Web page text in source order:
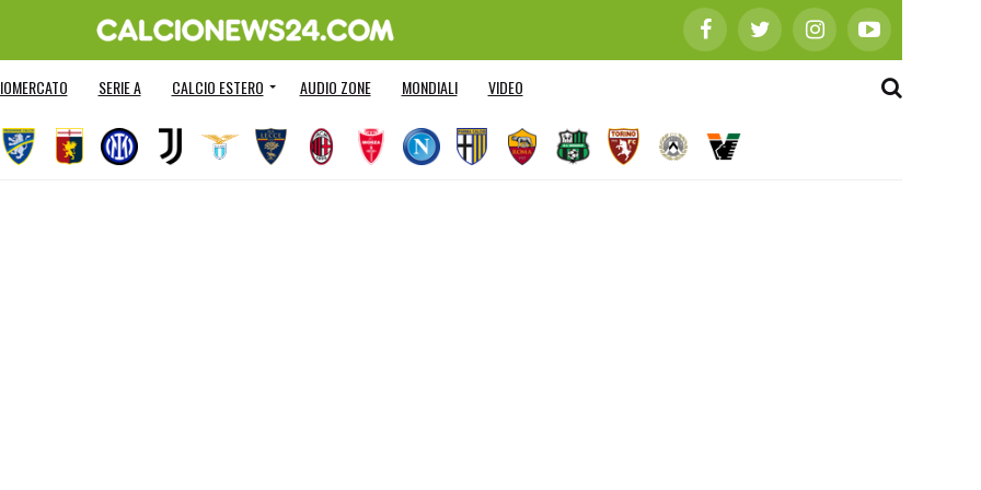
SERIE A CALCIO ESTERO AUDIO ZONE MONDIALI VIDEO